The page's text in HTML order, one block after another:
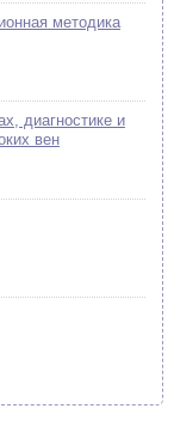
методика
диагностике и
вен